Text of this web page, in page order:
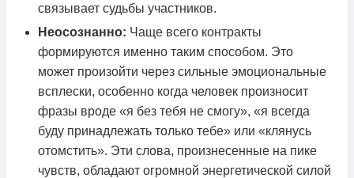
связывает судьбы участников.
Неосознанно: Чаще всего контракты
формируются именно таким способом. Это
может произойти через сильные эмоциональные
всплески, особенно когда человек произносит
фразы вроде «я без тебя не смогу», «я всегда
буду принадлежать только тебе» или «клянусь
отомстить». Эти слова, произнесенные на пике
чувств, обладают огромной энергетической силой